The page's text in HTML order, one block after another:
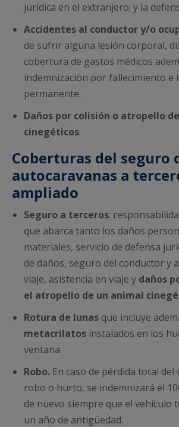
jurídica en el extranjero; y la
Accidentes al conductor y/o
de sufrir alguna lesión corporal,
cobertura de gastos médicos
indemnización por fallecimiento e
permanente.
Daños por colisión o atropello
cinegéticos.
Coberturas del seguro
autocaravanas a
ampliado
Seguro a terceros:
que abarca tanto los daños
materiales, servicio de defensa
de daños, seguro del conductor y
viaje, asistencia en viaje y daños
el atropello de un animal
Rotura de lunas que incluye
metacrilatos instalados en los
ventana.
Robo. En caso de pérdida total
robo o hurto, se indemnizará el
de nuevo siempre que el vehículo
un año de antigüedad.